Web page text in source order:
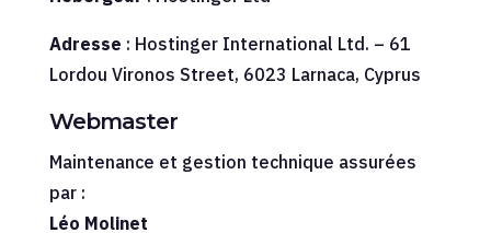
Adresse : Hostinger International Ltd. – 61
Lordou Vironos Street, 6023 Larnaca, Cyprus
Webmaster
Maintenance et gestion technique assurées
par :
Léo Molinet